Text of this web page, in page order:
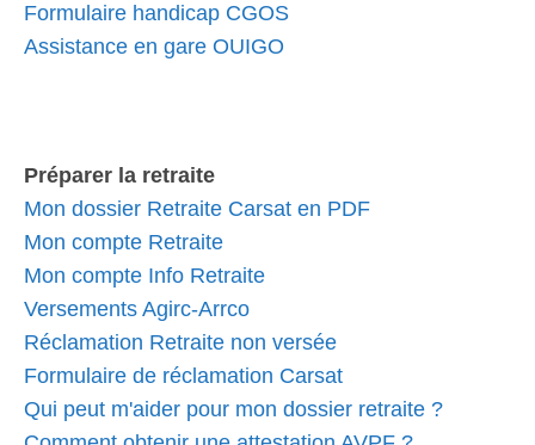
Formulaire handicap CGOS
Assistance en gare OUIGO
Préparer la retraite
Mon dossier Retraite Carsat en PDF
Mon compte Retraite
Mon compte Info Retraite
Versements Agirc-Arrco
Réclamation Retraite non versée
Formulaire de réclamation Carsat
Qui peut m'aider pour mon dossier retraite ?